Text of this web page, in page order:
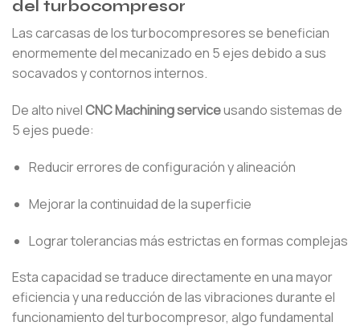
del turbocompresor
Las carcasas de los turbocompresores se benefician
enormemente del mecanizado en 5 ejes debido a sus
socavados y contornos internos.
De alto nivelCNC Machining serviceusando sistemas de
5 ejes puede:
Reducir errores de configuración y alineación
Mejorar la continuidad de la superficie
Lograr tolerancias más estrictas en formas complejas
Esta capacidad se traduce directamente en una mayor
eficiencia y una reducción de las vibraciones durante el
funcionamiento del turbocompresor, algo fundamental